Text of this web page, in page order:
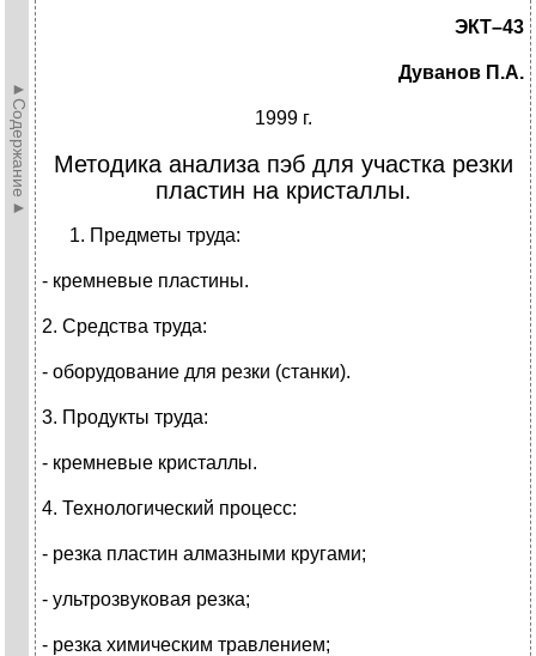
►Содержание►
ЭКТ–43
Дуванов П.А.
1999 г.
Методика анализа пэб для участка резки
пластин на кристаллы.
Предметы труда:
- кремневые пластины.
2. Средства труда:
- оборудование для резки (станки).
3. Продукты труда:
- кремневые кристаллы.
4. Технологический процесс:
- резка пластин алмазными кругами;
- ультрозвуковая резка;
- резка химическим травлением;